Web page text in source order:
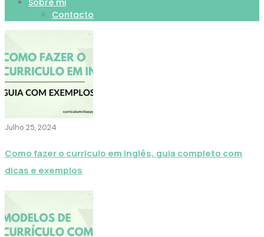
Sobre mi
Contacto
Julho 25, 2024
Como fazer o curriculo em inglês, guia completo com
dicas e exemplos